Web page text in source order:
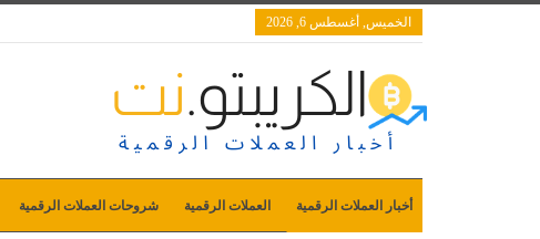
الخميس, أغسطس 6, 2026
أخبار العملات الرقمية العملات الرقمية شروحات العملات الرقمية